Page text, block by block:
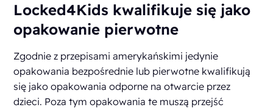
Locked4Kids kwalifikuje się jako
opakowanie pierwotne
Zgodnie z przepisami amerykańskimi jedynie
opakowania bezpośrednie lub pierwotne kwalifikują
się jako opakowania odporne na otwarcie przez
dzieci. Poza tym opakowania te muszą przejść